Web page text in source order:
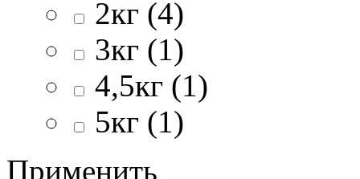
2кг (4)
3кг (1)
4,5кг (1)
5кг (1)
Применить